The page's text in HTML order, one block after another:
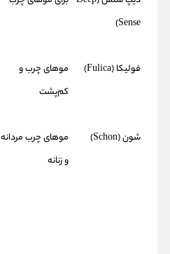
Sense)
فولیکا (Fulica)
موهای چرب و
کم‌پشت
شون (Schon)
موهای چرب مردانه
و زنانه